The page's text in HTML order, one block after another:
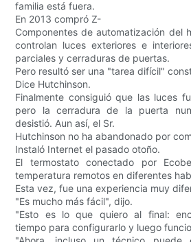
familia está fuera.
En 2013 compró Z-
Componentes de automatización del
controlan luces exteriores e
parciales y cerraduras de puertas.
Pero resultó ser una "tarea difícil"
Dice Hutchinson.
Finalmente consiguió que las luces
pero la cerradura de la puerta
desistió. Aun así, el Sr.
Hutchinson no ha abandonado por
Instaló Internet el pasado otoño.
El termostato conectado por
temperatura remotos en diferentes
Esta vez, fue una experiencia muy
"Es mucho más fácil", dijo.
"Esto es lo que quiero al final:
tiempo para configurarlo y luego